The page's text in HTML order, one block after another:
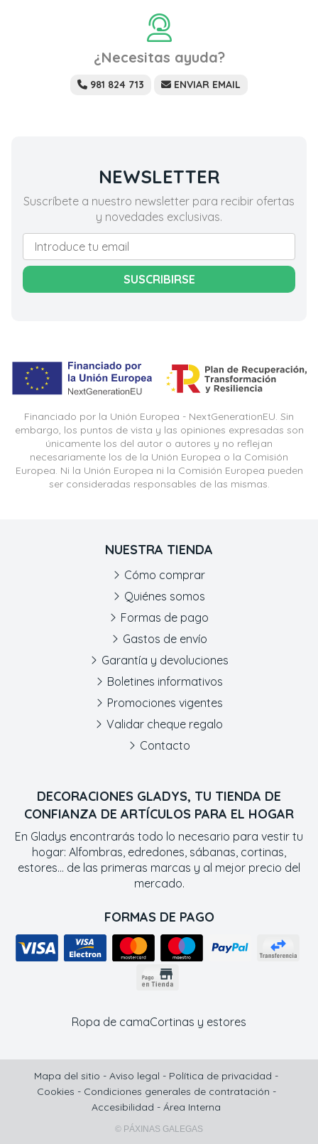
¿Necesitas ayuda?
981 824 713 ENVIAR EMAIL
NEWSLETTER
Suscríbete a nuestro newsletter para recibir ofertas
y novedades exclusivas.
SUSCRIBIRSE
Financiado por la Unión Europea - NextGenerationEU. Sin
embargo, los puntos de vista y las opiniones expresadas son
únicamente los del autor o autores y no reflejan
necesariamente los de la Unión Europea o la Comisión
Europea. Ni la Unión Europea ni la Comisión Europea pueden
ser consideradas responsables de las mismas.
DECORACIONES GLADYS, TU TIENDA DE
CONFIANZA DE ARTÍCULOS PARA EL HOGAR
En Gladys encontrarás todo lo necesario para vestir tu
hogar: Alfombras, edredones, sábanas, cortinas,
estores... de las primeras marcas y al mejor precio del
mercado.
FORMAS DE PAGO
NUESTRA TIENDA
Cómo comprar
Quiénes somos
Formas de pago
Gastos de envío
Garantía y devoluciones
Boletines informativos
Promociones vigentes
Validar cheque regalo
Contacto
Ropa de camaCortinas y estores
Mapa del sitio - Aviso legal - Política de privacidad -
Cookies - Condiciones generales de contratación -
Accesibilidad - Área Interna
© PÁXINAS GALEGAS